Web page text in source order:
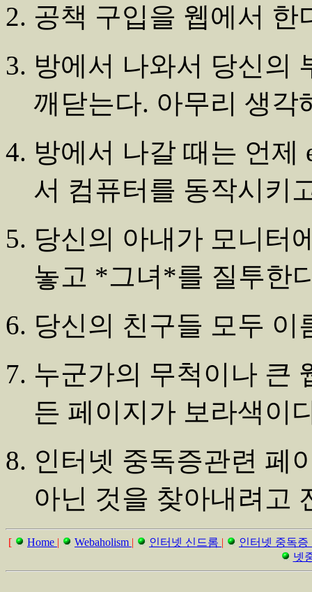
공책 구입을 웹에서 한
방에서 나와서 당신의
깨닫는다. 아무리 생각
방에서 나갈 때는 언제
서 컴퓨터를 동작시키
당신의 아내가 모니터
놓고 *그녀*를 질투한
당신의 친구들 모두
누군가의 무척이나 큰
든 페이지가 보라색이
인터넷 중독증관련 페
아닌 것을 찾아내려고
[ Home | Webaholism | 인터넷 신드롬 |
인터넷 중독
넷